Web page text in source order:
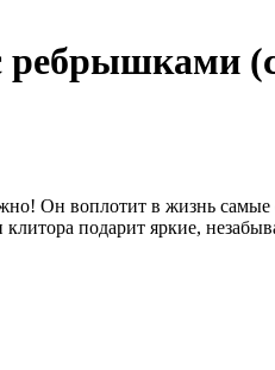
ребрышками
Он воплотит в жизнь
подарит яркие,